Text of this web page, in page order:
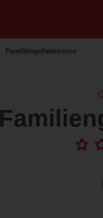
Familiengeheimnisse